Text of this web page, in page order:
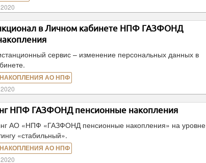
в Личном кабинете НПФ ГАЗФОНД
сервис – изменение персональных данных в
АО НПФ
НПФ ГАЗФОНД пенсионные накопления
АО «НПФ «ГАЗФОНД пенсионные накопления» на уровне
«стабильный».
АО НПФ